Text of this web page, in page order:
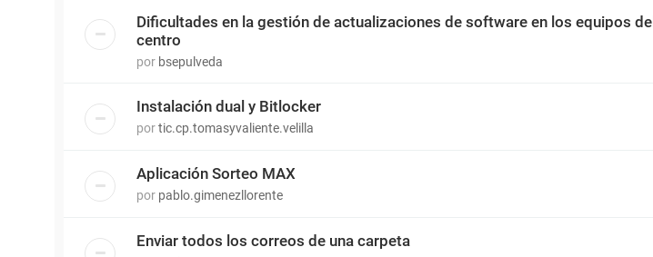
Dificultades en la gestión de actualizaciones de software en los equipos del
centro
por bsepulveda
Instalación dual y Bitlocker
portic.cp.tomasyvaliente.velilla
Aplicación Sorteo MAX
por pablo.gimenezllorente
Enviar todos los correos de una carpeta